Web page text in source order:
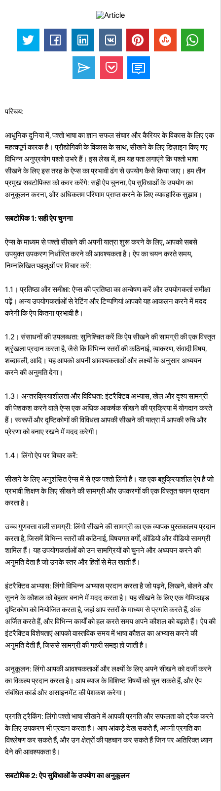
परिचय:
आधुनिक दुनिया में, पश्तो भाषा का ज्ञान सफल संचार और कैरियर के विकास के लिए एक
महत्वपूर्ण कारक है। प्रौद्योगिकी के विकास के साथ, सीखने के लिए डिज़ाइन किए गए
विभिन्न अनुप्रयोग पश्तो उभरे हैं। इस लेख में, हम यह पता लगाएंगे कि पश्तो भाषा
सीखने के लिए इस तरह के ऐप्स का प्रभावी ढंग से उपयोग कैसे किया जाए। हम तीन
प्रमुख सबटोपिक्स को कवर करेंगे: सही ऐप चुनना, ऐप सुविधाओं के उपयोग का
अनुकूलन करना, और अधिकतम परिणाम प्राप्त करने के लिए व्यावहारिक सुझाव।
सबटोपिक 1: सही ऐप चुनना
ऐप्स के माध्यम से पश्तो सीखने की अपनी यात्रा शुरू करने के लिए, आपको सबसे
उपयुक्त उपकरण निर्धारित करने की आवश्यकता है। ऐप का चयन करते समय,
निम्नलिखित पहलुओं पर विचार करें:
1.1। प्रतिष्ठा और समीक्षा: ऐप्स की प्रतिष्ठा का अन्वेषण करें और उपयोगकर्ता समीक्षा
पढ़ें। अन्य उपयोगकर्ताओं से रेटिंग और टिप्पणियां आपको यह आकलन करने में मदद
करेगी कि ऐप कितना प्रभावी है।
1.2। संसाधनों की उपलब्धता: सुनिश्चित करें कि ऐप सीखने की सामग्री की एक विस्तृत
श्रृंखला प्रदान करता है, जैसे कि विभिन्न स्तरों की कठिनाई, व्याकरण, संवादी विषय,
शब्दावली, आदि। यह आपको अपनी आवश्यकताओं और लक्ष्यों के अनुसार अध्ययन
करने की अनुमति देगा।
1.3। अन्तरक्रियाशीलता और विविधता: इंटरैक्टिव अभ्यास, खेल और दृश्य सामग्री
की पेशकश करने वाले ऐप्स एक अधिक आकर्षक सीखने की प्रक्रिया में योगदान करते
हैं। स्वरूपों और दृष्टिकोणों की विविधता आपकी सीखने की यात्रा में आपकी रुचि और
प्रेरणा को बनाए रखने में मदद करेगी।
1.4। लिंगो ऐप पर विचार करें:
सीखने के लिए अनुशंसित ऐप्स में से एक पश्तो लिंगो है। यह एक बहुक्रियाशील ऐप है जो
प्रभावी शिक्षण के लिए सीखने की सामग्री और उपकरणों की एक विस्तृत चयन प्रदान
करता है।
उच्च गुणवत्ता वाली सामग्री: लिंगो सीखने की सामग्री का एक व्यापक पुस्तकालय प्रदान
करता है, जिसमें विभिन्न स्तरों की कठिनाई, विषयगत वर्गों, ऑडियो और वीडियो सामग्री
शामिल हैं। यह उपयोगकर्ताओं को उन सामग्रियों को चुनने और अध्ययन करने की
अनुमति देता है जो उनके स्तर और हितों से मेल खाती हैं।
इंटरैक्टिव अभ्यास: लिंगो विभिन्न अभ्यास प्रदान करता है जो पढ़ने, लिखने, बोलने और
सुनने के कौशल को बेहतर बनाने में मदद करता है। यह सीखने के लिए एक गेमिफाइड
दृष्टिकोण को नियोजित करता है, जहां आप स्तरों के माध्यम से प्रगति करते हैं, अंक
अर्जित करते हैं, और विभिन्न कार्यों को हल करते समय अपने कौशल को बढ़ाते हैं। ऐप की
इंटरैक्टिव विशेषताएं आपको वास्तविक समय में भाषा कौशल का अभ्यास करने की
अनुमति देती हैं, जिससे सामग्री की गहरी समझ हो जाती है।
अनुकूलन: लिंगो आपकी आवश्यकताओं और लक्ष्यों के लिए अपने सीखने को दर्जी करने
का विकल्प प्रदान करता है। आप ब्याज के विशिष्ट विषयों को चुन सकते हैं, और ऐप
संबंधित कार्ड और असाइनमेंट की पेशकश करेगा।
प्रगति ट्रैकिंग: लिंगो पश्तो भाषा सीखने में आपकी प्रगति और सफलता को ट्रैक करने
के लिए उपकरण भी प्रदान करता है। आप आंकड़े देख सकते हैं, अपनी प्रगति का
विश्लेषण कर सकते हैं, और उन क्षेत्रों की पहचान कर सकते हैं जिन पर अतिरिक्त ध्यान
देने की आवश्यकता है।
सबटोपिक 2: ऐप सुविधाओं के उपयोग का अनुकूलन